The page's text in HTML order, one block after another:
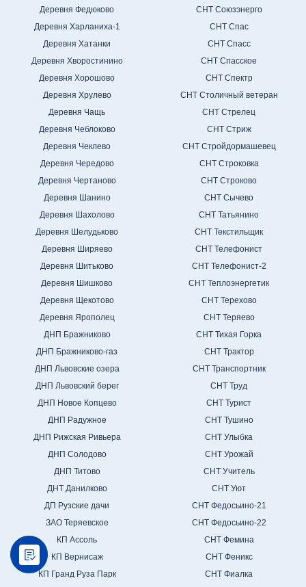
Деревня Федюково
Деревня Харланиха-1
Деревня Хатанки
Деревня Хворостинино
Деревня Хорошово
Деревня Хрулево
Деревня Чащь
Деревня Чеблоково
Деревня Чеклево
Деревня Чередово
Деревня Чертаново
Деревня Шанино
Деревня Шахолово
Деревня Шелудьково
Деревня Ширяево
Деревня Шитьково
Деревня Шишково
Деревня Щекотово
Деревня Ярополец
ДНП Бражниково
ДНП Бражниково-газ
ДНП Львовские озера
ДНП Львовский берег
ДНП Новое Копцево
ДНП Радужное
ДНП Рижская Ривьера
ДНП Солодово
ДНП Титово
ДНТ Данилково
ДП Рузские дачи
ЗАО Теряевское
КП Ассоль
КП Вернисаж
КП Гранд Руза Парк
СНТ Союзэнерго
СНТ Спас
СНТ Спасс
СНТ Спасское
СНТ Спектр
СНТ Столичный ветеран
СНТ Стрелец
СНТ Стриж
СНТ Стройдормашевец
СНТ Строковка
СНТ Строково
СНТ Сычево
СНТ Татьянино
СНТ Текстильщик
СНТ Телефонист
СНТ Телефонист-2
СНТ Теплоэнергетик
СНТ Терехово
СНТ Теряево
СНТ Тихая Горка
СНТ Трактор
СНТ Транспортник
СНТ Труд
СНТ Турист
СНТ Тушино
СНТ Улыбка
СНТ Урожай
СНТ Учитель
СНТ Уют
СНТ Федосьино-21
СНТ Федосьино-22
СНТ Фемина
СНТ Феникс
СНТ Фиалка